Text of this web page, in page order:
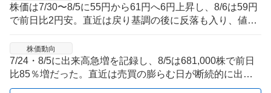
株価は7/30〜8/5に55円から61円へ6円上昇し、8/6は59円
で前日比2円安。直近は戻り基調の後に反落も入り、値幅
株価動向
7/24・8/5に出来高急増を記録し、8/5は681,000株で前日
比85％増だった。直近は売買の膨らむ日が断続的に出て
おり、短期間で値動きが出やすい局面にある。